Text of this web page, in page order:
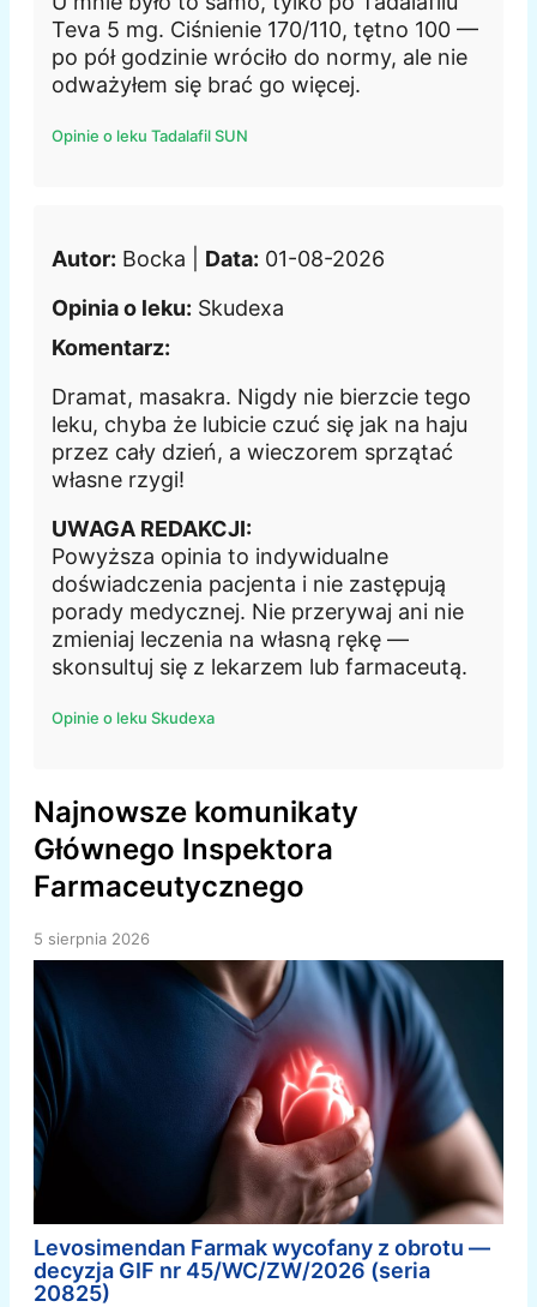
Teva 5 mg. Ciśnienie 170/110, tętno 100 —
po pół godzinie wróciło do normy, ale nie
odważyłem się brać go więcej.
Opinie o leku Tadalafil SUN
Autor: Bocka | Data: 01-08-2026
Opinia o leku: Skudexa
Komentarz:
Dramat, masakra. Nigdy nie bierzcie tego
leku, chyba że lubicie czuć się jak na haju
przez cały dzień, a wieczorem sprzątać
własne rzygi!
UWAGA REDAKCJI:
Powyższa opinia to indywidualne
doświadczenia pacjenta i nie zastępują
porady medycznej. Nie przerywaj ani nie
zmieniaj leczenia na własną rękę —
skonsultuj się z lekarzem lub farmaceutą.
Opinie o leku Skudexa
Najnowsze komunikaty
Głównego Inspektora
Farmaceutycznego
5 sierpnia 2026
Levosimendan Farmak wycofany z obrotu —
decyzja GIF nr 45/WC/ZW/2026 (seria
20825)